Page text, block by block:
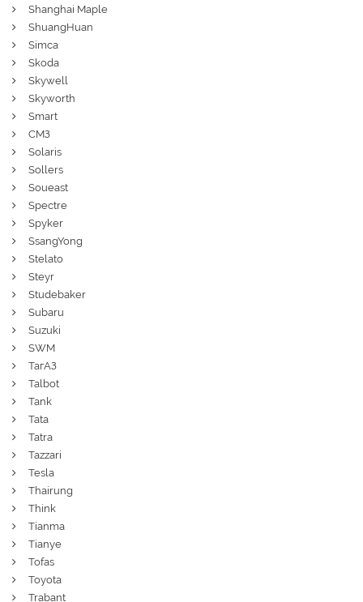
Shanghai Maple
ShuangHuan
Simca
Skoda
Skywell
Skyworth
Smart
СМЗ
Solaris
Sollers
Soueast
Spectre
Spyker
SsangYong
Stelato
Steyr
Studebaker
Subaru
Suzuki
SWM
ТагАЗ
Talbot
Tank
Tata
Tatra
Tazzari
Tesla
Thairung
Think
Tianma
Tianye
Tofas
Toyota
Trabant